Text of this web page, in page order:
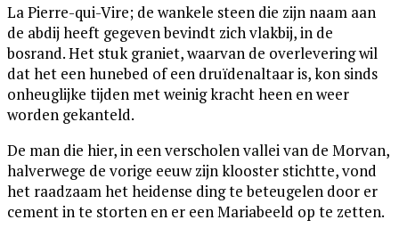
La Pierre-qui-Vire; de wankele steen die zijn naam aan
de abdij heeft gegeven bevindt zich vlakbij, in de
bosrand. Het stuk graniet, waarvan de overlevering wil
dat het een hunebed of een druïdenaltaar is, kon sinds
onheuglijke tijden met weinig kracht heen en weer
worden gekanteld.
De man die hier, in een verscholen vallei van de Morvan,
halverwege de vorige eeuw zijn klooster stichtte, vond
het raadzaam het heidense ding te beteugelen door er
cement in te storten en er een Mariabeeld op te zetten.